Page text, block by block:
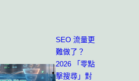
SEO 流量更
難做了？
2026 「零點
擊搜尋」對